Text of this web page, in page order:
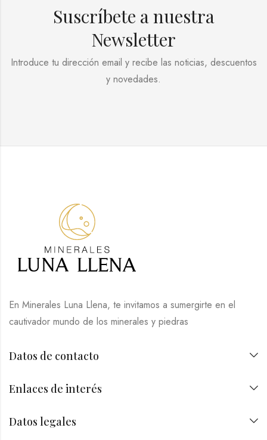
Suscríbete a nuestra
Newsletter
Introduce tu dirección email y recibe las noticias, descuentos
y novedades.
En Minerales Luna Llena, te invitamos a sumergirte en el
cautivador mundo de los minerales y piedras
Datos de contacto
Enlaces de interés
Datos legales